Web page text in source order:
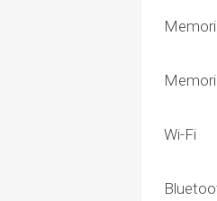
Wi-Fi